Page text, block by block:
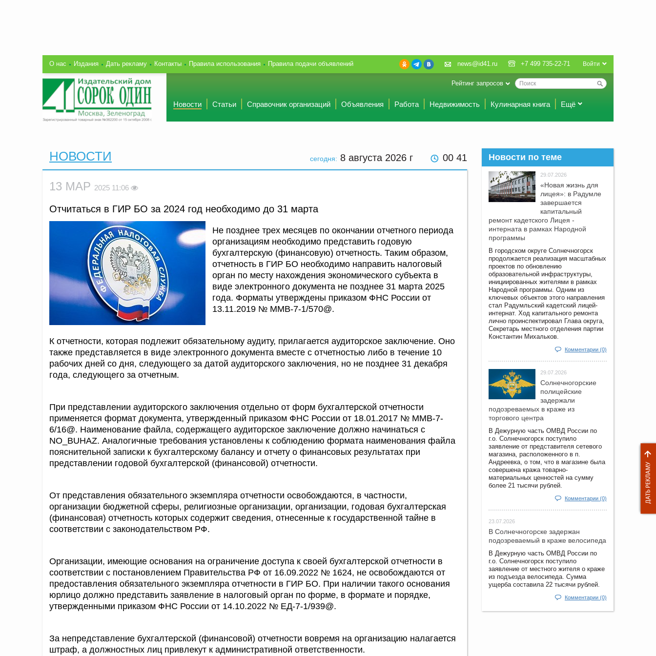
О нас Издания Дать рекламу Контакты Правила использования Правила подачи объявлений Войти
news@id41.ru +7 499 735-22-71
Рейтинг запросов
Новости Статьи Справочник организаций Объявления Работа Недвижимость Кулинарная книга Ещё
сегодня: 8 августа 2026 г 00:41
НОВОСТИ
13 МАР 2025 11:06
Отчитаться в ГИР БО за 2024 год необходимо до 31 марта
Не позднее трех месяцев по окончании отчетного периода
организациям необходимо представить годовую
бухгалтерскую (финансовую) отчетность. Таким образом,
отчетность в ГИР БО необходимо направить налоговый
орган по месту нахождения экономического субъекта в
виде электронного документа не позднее 31 марта 2025
года. Форматы утверждены приказом ФНС России от
13.11.2019 № ММВ-7-1/570@.
К отчетности, которая подлежит обязательному аудиту, прилагается аудиторское заключение. Оно
также представляется в виде электронного документа вместе с отчетностью либо в течение 10
рабочих дней со дня, следующего за датой аудиторского заключения, но не позднее 31 декабря
года, следующего за отчетным.
При представлении аудиторского заключения отдельно от форм бухгалтерской отчетности
применяется формат документа, утвержденный приказом ФНС России от 18.01.2017 № ММВ-7-
6/16@. Наименование файла, содержащего аудиторское заключение должно начинаться с
NO_BUHAZ. Аналогичные требования установлены к соблюдению формата наименования файла
пояснительной записки к бухгалтерскому балансу и отчету о финансовых результатах при
представлении годовой бухгалтерской (финансовой) отчетности.
От представления обязательного экземпляра отчетности освобождаются, в частности,
организации бюджетной сферы, религиозные организации, организации, годовая бухгалтерская
(финансовая) отчетность которых содержит сведения, отнесенные к государственной тайне в
соответствии с законодательством РФ.
Организации, имеющие основания на ограничение доступа к своей бухгалтерской отчетности в
соответствии с постановлением Правительства РФ от 16.09.2022 № 1624, не освобождаются от
предоставления обязательного экземпляра отчетности в ГИР БО. При наличии такого основания
юрлицо должно представить заявление в налоговый орган по форме, в формате и порядке,
утвержденными приказом ФНС России от 14.10.2022 № ЕД-7-1/939@.
За непредставление бухгалтерской (финансовой) отчетности вовремя на организацию налагается
штраф, а должностных лиц привлекут к административной ответственности.
Новости по теме
29.07.2026
«Новая жизнь для
лицея»: в Радумле
завершается
капитальный
ремонт кадетского Лицея -
интерната в рамках Народной
программы
В городском округе Солнечногорск
продолжается реализация масштабных
проектов по обновлению
образовательной инфраструктуры,
инициированных жителями в рамках
Народной программы. Одним из
ключевых объектов этого направления
стал Радумльский кадетский лицей-
интернат. Ход капитального ремонта
лично проинспектировал Глава округа,
Секретарь местного отделения партии
Константин Михальков.
Комментарии (0)
29.07.2026
Солнечногорские
полицейские
задержали
подозреваемых в краже из
торгового центра
В Дежурную часть ОМВД России по
г.о. Солнечногорск поступило
заявление от представителя сетевого
магазина, расположенного в п.
Андреевка, о том, что в магазине была
совершена кража товарно-
материальных ценностей на сумму
более 21 тысячи рублей.
Комментарии (0)
23.07.2026
В Солнечногорске задержан
подозреваемый в краже велосипеда
В Дежурную часть ОМВД России по
г.о. Солнечногорск поступило
заявление от местного жителя о краже
из подъезда велосипеда. Сумма
ущерба составила 22 тысячи рублей.
Комментарии (0)